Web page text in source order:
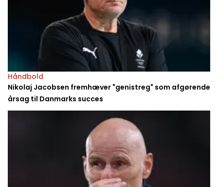
Håndbold
Nikolaj Jacobsen fremhæver "genistreg" som afgørende
årsag til Danmarks succes